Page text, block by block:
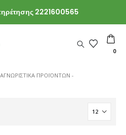
2221600565
0
ΠΡΟΪΌΝΤΩΝ -